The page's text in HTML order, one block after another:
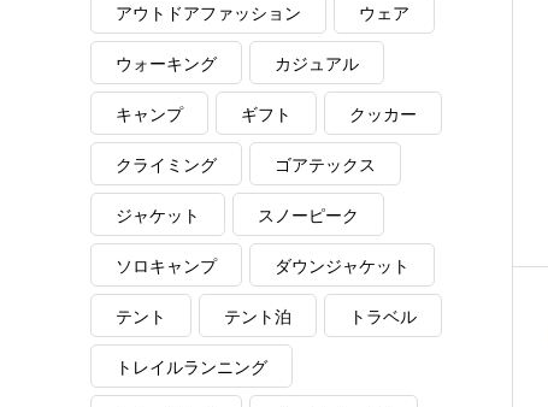
アウトドアファッション ウェア
ウォーキング カジュアル
キャンプ ギフト クッカー
クライミング ゴアテックス
ジャケット スノーピーク
ソロキャンプ ダウンジャケット
テント テント泊 トラベル
トレイルランニング